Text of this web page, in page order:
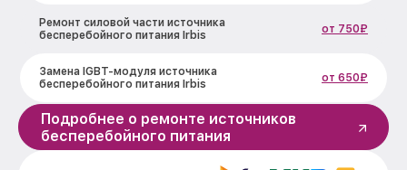
Ремонт силовой части источника
бесперебойного питания Irbis
от 750₽
Замена IGBT-модуля источника
бесперебойного питания Irbis
от 650₽
Подробнее о ремонте источников
бесперебойного питания